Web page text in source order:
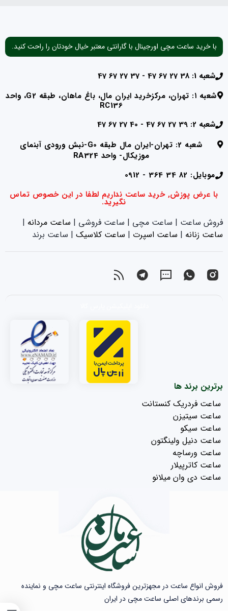
با خرید ساعت مچی اورجینال با گارانتی معتبر خیال خودتان را راحت کنید.
شعبه 1: 38 27 67 47 - 37 27 67 47
شعبه ۱: تهران، مرکزخرید ایران مال، باغ ماهان، طبقه G2، واحد
RC136
شعبه 2: 39 27 67 47 - 40 27 67 47
شعبه 2: تهران-ایران مال طبقه G0-نبش ورودی آبنمای
موزیکال- واحد RA324
موبایل: 82 34 364 - 0912
با عرض پوزش, خرید ساعت نداریم لطفا در این خصوص تماس
نگیرید.
فروش ساعت | ساعت مچی | ساعت فروشی | ساعت مردانه |
ساعت زنانه |‌ ساعت اسپرت |‌ ساعت کلاسیک | ساعت برند
برترین برند ها
ساعت فردریک کنستانت
ساعت سیتیزن
ساعت سیکو
ساعت دنیل ولینگتون
ساعت ورساچه
ساعت کاترپیلار
ساعت دی وان میلانو
فروش انواع ساعت در مجهزترین فروشگاه اینترنتی ساعت مچی و نماینده
رسمی برندهای اصلی ساعت مچی در ایران